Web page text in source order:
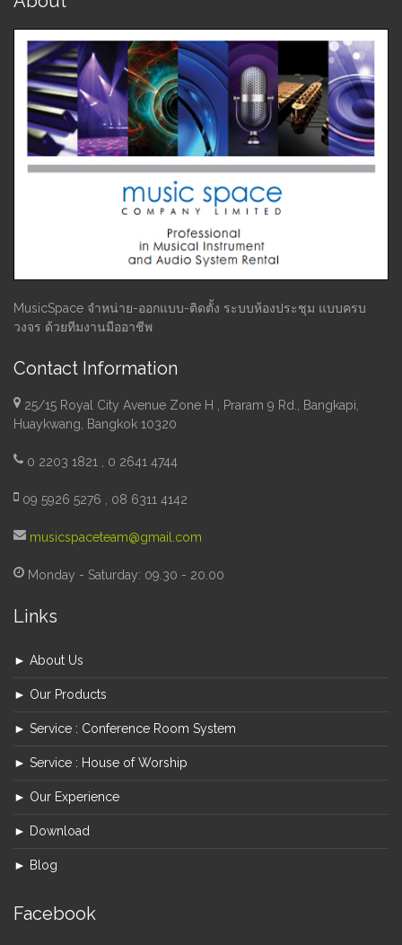
MusicSpace จำหน่าย-ออกแบบ-ติดตั้ง ระบบห้องประชุม แบบครบ
วงจร ด้วยทีมงานมืออาชีพ
Contact Information
25/15 Royal City Avenue Zone H , Praram 9 Rd., Bangkapi,
Huaykwang, Bangkok 10320
0 2203 1821 , 0 2641 4744
09 5926 5276 , 08 6311 4142
musicspaceteam@gmail.com
Monday - Saturday: 09.30 - 20.00
Links
► About Us
► Our Products
► Service : Conference Room System
► Service : House of Worship
► Our Experience
► Download
► Blog
Facebook